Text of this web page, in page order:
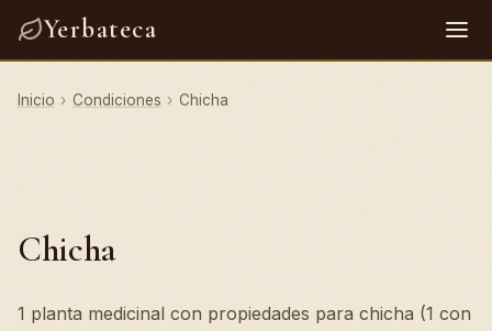
Yerbateca
Inicio › Condiciones › Chicha
Chicha
1 planta medicinal con propiedades para chicha (1 con